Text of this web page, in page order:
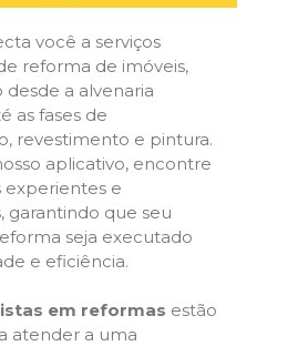
você a serviços
reforma de imóveis,
a alvenaria
as fases de
revestimento e pintura.
aplicativo, encontre
experientes e
garantindo que seu
seja executado
e eficiência.
em reformas estão
atender a uma